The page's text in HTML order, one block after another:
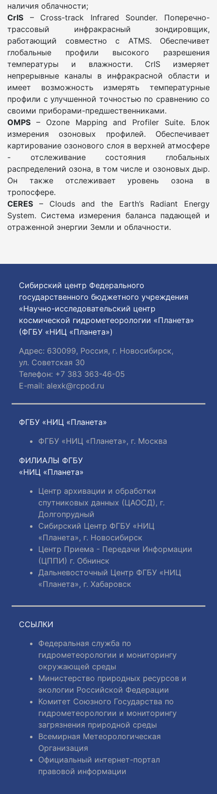
наличия облачности;
CrIS – Cross-track Infrared Sounder. Поперечно-
трассовый инфракрасный зондировщик,
работающий совместно с ATMS. Обеспечивет
глобальные профили высокого разрешения
температуры и влажности. CrIS измеряет
непрерывные каналы в инфракрасной области и
имеет возможность измерять температурные
профили с улучшенной точностью по сравнению со
своими приборами-предшественниками.
OMPS – Ozone Mapping and Profiler Suite. Блок
измерения озоновых профилей. Обеспечивает
картирование озонового слоя в верхней атмосфере
- отслеживание состояния глобальных
распределений озона, в том числе и озоновых дыр.
Он также отслеживает уровень озона в
тропосфере.
CERES – Clouds and the Earth’s Radiant Energy
System. Система измерения баланса падающей и
отраженной энергии Земли и облачности.
Сибирский центр Федерального
государственного бюджетного учреждения
«Научно-исследовательский центр
космической гидрометеорологии «Планета»
(ФГБУ «НИЦ «Планета»)
Адрес: 630099, Россия, г. Новосибирск,
ул. Советская 30
Телефон: +7 383 363-46-05
E-mail: alexk@rcpod.ru
ФГБУ «НИЦ «Планета»
ФГБУ «НИЦ «Планета», г. Москва
ФИЛИАЛЫ ФГБУ
«НИЦ «Планета»
Центр архивации и обработки
спутниковых данных (ЦАОСД), г.
Долгопрудный
Сибирский Центр ФГБУ «НИЦ
«Планета», г. Новосибирск
Центр Приема - Передачи Информации
(ЦППИ) г. Обнинск
Дальневосточный Центр ФГБУ «НИЦ
«Планета», г. Хабаровск
ССЫЛКИ
Федеральная служба по
гидрометеорологии и мониторингу
окружающей среды
Министерство природных ресурсов и
экологии Российской Федерации
Комитет Союзного Государства по
гидрометеорологии и мониторингу
загрязнения природной среды
Всемирная Метеорологическая
Организация
Официальный интернет-портал
правовой информации